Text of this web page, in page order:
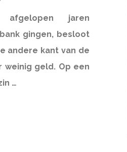
jaren
gingen, besloot
andere kant van de
geld. Op een
…